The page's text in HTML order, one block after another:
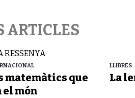
ARTICLES
matemàtics que
món
LLIBRES
La